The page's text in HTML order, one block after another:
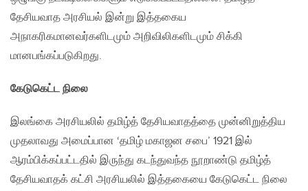
தேசியவாத அரசியல் இன்று இத்தகைய
அநாகரிகமானவர்களிடமும் அறிவிலிகளிடமும் சிக்கி
மானபங்கப்படுகிறது.
கேடுகெட்ட நிலை
இலங்கை அரசியலில் தமிழ்த் தேசியவாதத்தை முன்னிறுத்திய
முதலாவது அமைப்பான ‘தமிழ் மகாஜன சபை’ 1921 இல்
ஆரம்பிக்கப்பட்டதில் இருந்து கடந்துவந்த நூறாண்டு தமிழ்த்
தேசியவாதக் கட்சி அரசியலில் இத்தகையை கேடுகெட்ட நிலை